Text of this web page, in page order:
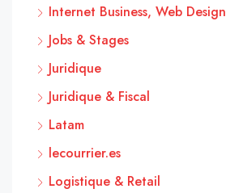
Internet Business, Web Design
Jobs & Stages
Juridique
Juridique & Fiscal
Latam
lecourrier.es
Logistique & Retail